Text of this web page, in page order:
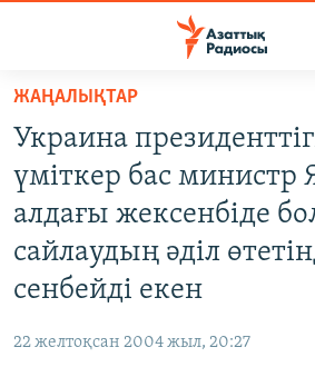
Skip
main
content
Skip
to
main
Navigation
to
САЯСАТ
AZATTYQTV
ҚАҢТАР ОҚИҒАСЫ
АДАМ ҚҰҚЫҚТАРЫ
ЖАҢАЛЫҚТАР
Украина
үміткер бас министр
алдағы жексенбіде
сайлаудың әділ
сенбейді екен
22 желтоқсан 2004 жыл, 20:27